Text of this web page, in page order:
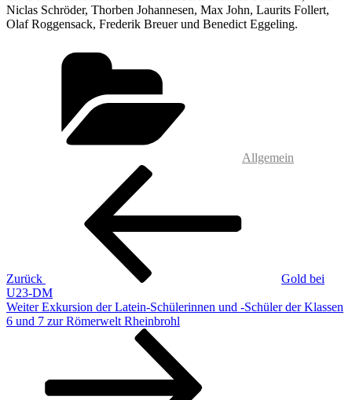
Niclas Schröder, Thorben Johannesen, Max John, Laurits Follert,
Olaf Roggensack, Frederik Breuer und Benedict Eggeling.
Allgemein
Beitragsnavigation
Zurück
Gold bei
U23-DM
Nächster
Beitrag
Weiter Exkursion der Latein-Schülerinnen und -Schüler der Klassen
6 und 7 zur Römerwelt Rheinbrohl